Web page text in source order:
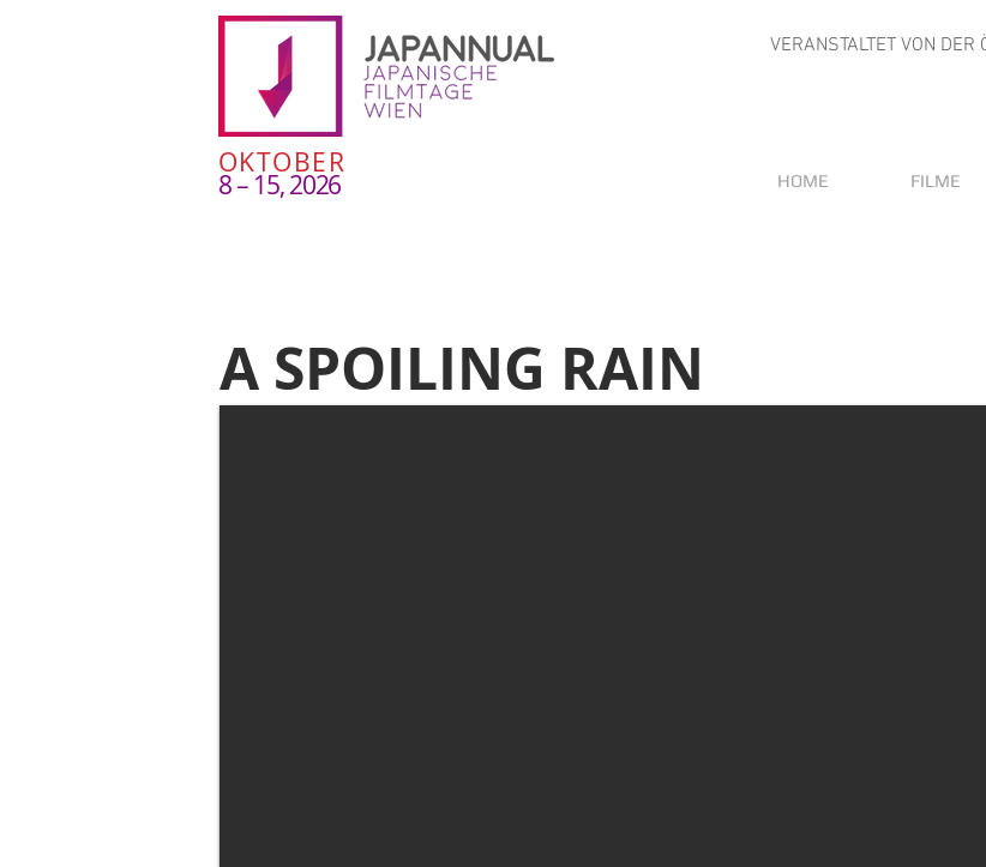
VERANSTALTET VON
OKTOBER
8 – 15, 2026 HOME FILME
A SPOILING RAIN